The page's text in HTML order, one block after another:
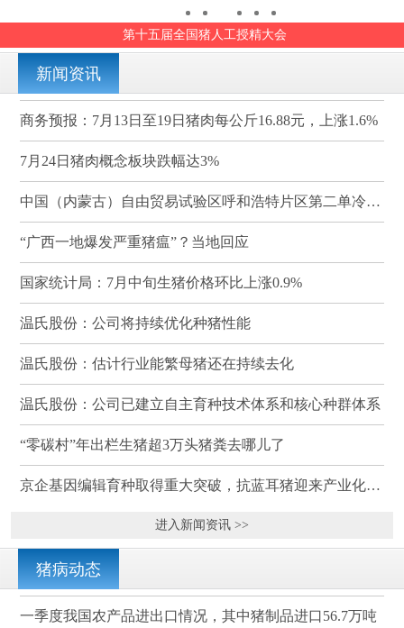
第十五届全国猪人工授精大会
新闻资讯
商务预报：7月13日至19日猪肉每公斤16.88元，上涨1.6%
7月24日猪肉概念板块跌幅达3%
中国（内蒙古）自由贸易试验区呼和浩特片区第二单冷冻猪肉发往蒙古国
“广西一地爆发严重猪瘟”？当地回应
国家统计局：7月中旬生猪价格环比上涨0.9%
温氏股份：公司将持续优化种猪性能
温氏股份：估计行业能繁母猪还在持续去化
温氏股份：公司已建立自主育种技术体系和核心种群体系
“零碳村”年出栏生猪超3万头猪粪去哪儿了
京企基因编辑育种取得重大突破，抗蓝耳猪迎来产业化临界点
进入新闻资讯 >>
猪病动态
一季度我国农产品进出口情况，其中猪制品进口56.7万吨